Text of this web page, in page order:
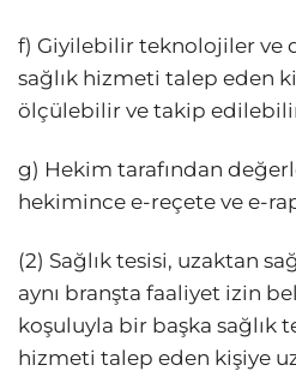
f) Giyilebilir teknolojiler ve
sağlık hizmeti talep eden
ölçülebilir ve takip
g) Hekim tarafından
hekimince e-reçete ve e-
(2) Sağlık tesisi, uzaktan
aynı branşta faaliyet izin
koşuluyla bir başka sağlık
hizmeti talep eden kişiye